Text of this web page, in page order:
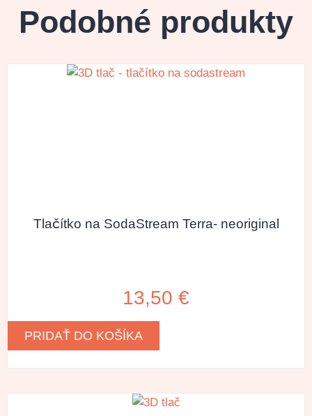
Podobné produkty
Tlačítko na SodaStream Terra- neoriginal
13,50 €
PRIDAŤ DO KOŠÍKA